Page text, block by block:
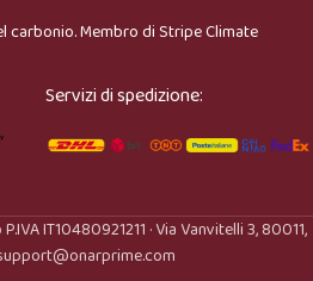
Membro diStripe Climate
Servizi di spedizione:
IT10480921211 · Via Vanvitelli 3, 80011,